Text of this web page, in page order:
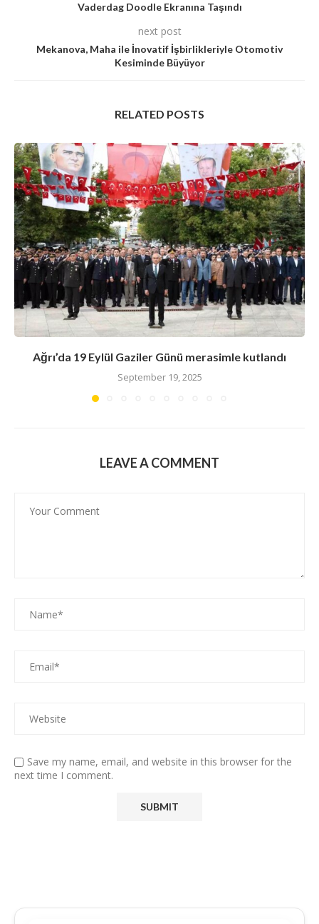
Vaderdag Doodle Ekranına Taşındı
next post
Mekanova, Maha ile İnovatif İşbirlikleriyle Otomotiv
Kesiminde Büyüyor
RELATED POSTS
Ağrı’da 19 Eylül Gaziler Günü merasimle kutlandı
September 19, 2025
LEAVE A COMMENT
Save my name, email, and website in this browser for the
next time I comment.